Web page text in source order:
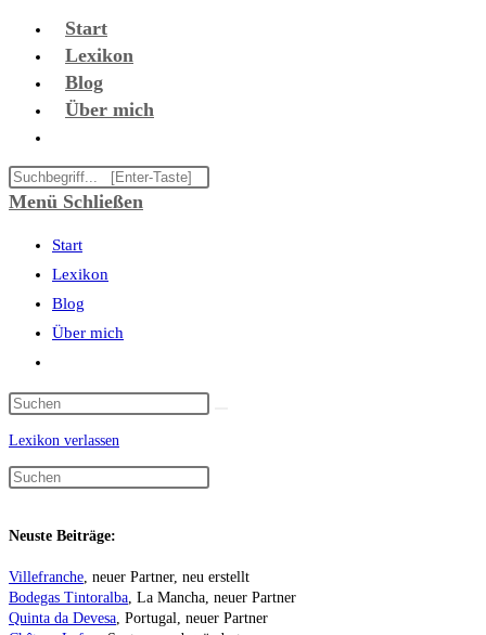
Zum
Start
Lexikon
Blog
Über mich
Suche
umschalten
Diese
Website
Menü Schließen
Start
Lexikon
Blog
Über mich
Suche
umschalten
Lexikon verlassen
Neuste Beiträge:
Villefranche, neuer Partner, neu erstellt
Bodegas Tintoralba, La Mancha, neuer Partner
Quinta da Devesa, Portugal, neuer Partner